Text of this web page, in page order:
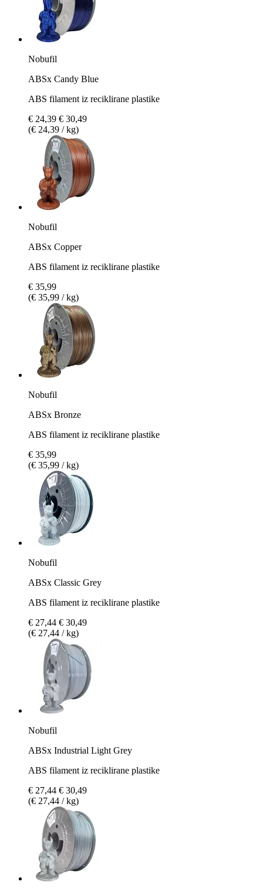
Nobufil
ABSx Candy Blue
ABS filament iz reciklirane plastike
€ 24,39 € 30,49
(€ 24,39 / kg)
Nobufil
ABSx Copper
ABS filament iz reciklirane plastike
€ 35,99
(€ 35,99 / kg)
Nobufil
ABSx Bronze
ABS filament iz reciklirane plastike
€ 35,99
(€ 35,99 / kg)
Nobufil
ABSx Classic Grey
ABS filament iz reciklirane plastike
€ 27,44 € 30,49
(€ 27,44 / kg)
Nobufil
ABSx Industrial Light Grey
ABS filament iz reciklirane plastike
€ 27,44 € 30,49
(€ 27,44 / kg)